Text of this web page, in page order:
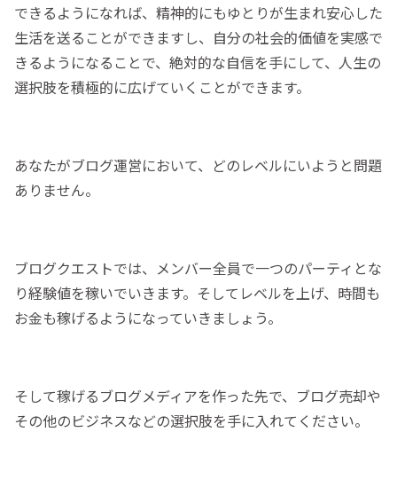
できるようになれば、精神的にもゆとりが生まれ安心した
生活を送ることができますし、自分の社会的価値を実感で
きるようになることで、絶対的な自信を手にして、人生の
選択肢を積極的に広げていくことができます。
あなたがブログ運営において、どのレベルにいようと問題
ありません。
ブログクエストでは、メンバー全員で一つのパーティとな
り経験値を稼いでいきます。そしてレベルを上げ、時間も
お金も稼げるようになっていきましょう。
そして稼げるブログメディアを作った先で、ブログ売却や
その他のビジネスなどの選択肢を手に入れてください。